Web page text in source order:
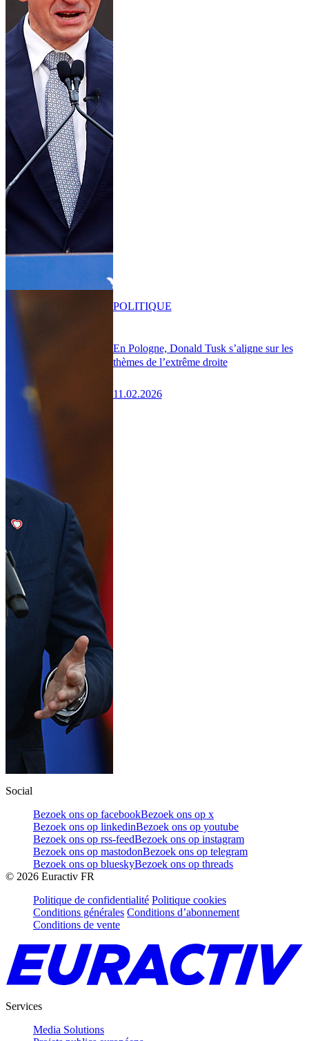
En Pologne, Donald Tusk s’aligne sur les
thèmes de l’extrême droite
11.02.2026
POLITIQUE
Social
Bezoek ons op facebookBezoek ons op x
Bezoek ons op linkedinBezoek ons op youtube
Bezoek ons op rss-feedBezoek ons op instagram
Bezoek ons op mastodonBezoek ons op telegram
Bezoek ons op blueskyBezoek ons op threads
© 2026 Euractiv FR
Politique de confidentialité Politique cookies
Conditions générales Conditions d’abonnement
Conditions de vente
Services
Media Solutions